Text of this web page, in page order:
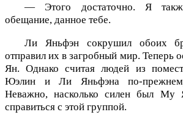
— Этого достаточно. Я
обещание, данное тебе.
Ли Яньфэн сокрушил обоих
отправил их в загробный мир. Теперь
Ян. Однако считая людей из
Юэлин и Ли Яньфэна по-
Неважно, насколько силен был
справиться с этой группой.